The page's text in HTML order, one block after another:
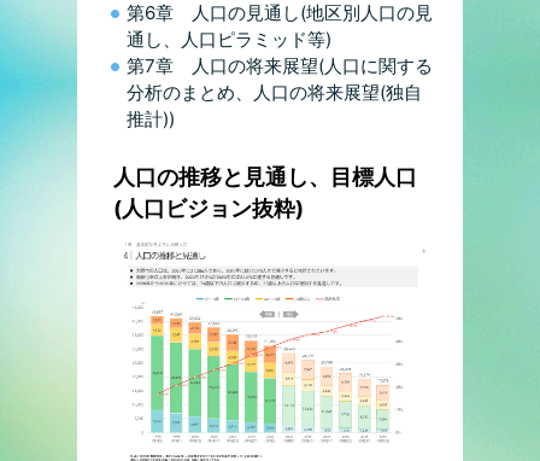
第6章 人口の見通し(地区別人口の見
通し、人口ピラミッド等)
第7章 人口の将来展望(人口に関する
分析のまとめ、人口の将来展望(独自
推計))
人口の推移と見通し、目標人口
(人口ビジョン抜粋)